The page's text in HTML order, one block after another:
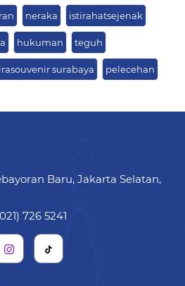
neraka istirahatsejenak
hukuman teguh
surabaya pelecehan
Baru, Jakarta Selatan,
726 5241